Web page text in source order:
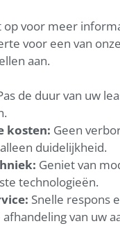
op voor meer
voor een van onze
aan.
de duur van uw
kosten: Geen
duidelijkheid.
Geniet van
technologieën.
Snelle respons
van uw